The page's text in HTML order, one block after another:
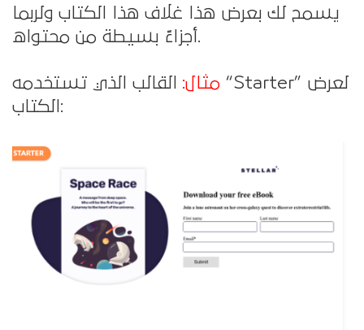
يسمح لك بعرض هذا غلاف هذا الكتاب ولربما
أجزاءً بسيطة من محتواه.
مثال:
القالب الذي تستخدمه “Starter” لعرض
الكتاب: